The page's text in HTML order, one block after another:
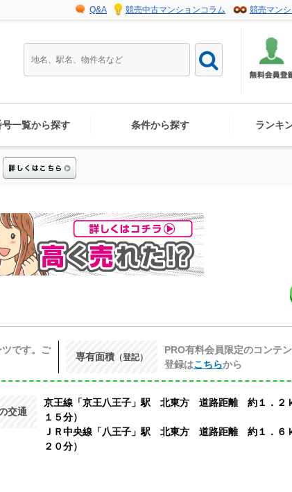
競売マン
競売中古マンションコラム
Q&A
一覧から探す 条件から探す ランキ
です。ご
専有面積（登記）
PRO有料会員限定のコンテ
登録はこちらから
交通
京王線「京王八王子」駅 北東方 道路距離 約１．２
１５分）
ＪＲ中央線「八王子」駅 北東方 道路距離 約１．６
２０分）